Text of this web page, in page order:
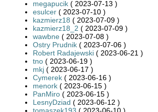
megapucik ( 2023-07-13 )
esulcer ( 2023-07-10 )
kazmierz18 ( 2023-07-09 )
kazmierz18_2 ( 2023-07-09 )
wawbne ( 2023-07-08 )
Ostry Prudnik ( 2023-07-06 )
Robert Radajewski ( 2023-06-21 )
tno ( 2023-06-19 )
mkj ( 2023-06-17 )
Cymerek ( 2023-06-16 )
menork ( 2023-06-15 )
PanMiro ( 2023-06-15 )
LesnyDziad ( 2023-06-12 )
tomaszek193 ( 2023-06-10 )